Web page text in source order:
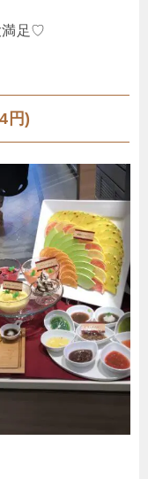
満足♡
円)